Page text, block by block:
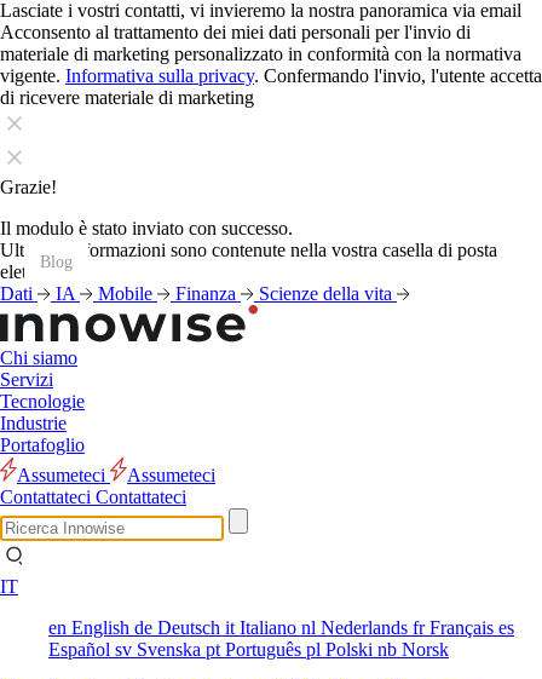
Lasciate i vostri contatti, vi invieremo la nostra panoramica via email
Acconsento al trattamento dei miei dati personali per l'invio di
materiale di marketing personalizzato in conformità con la normativa
vigente. Informativa sulla privacy. Confermando l'invio, l'utente accetta
di ricevere materiale di marketing
Grazie!
Il modulo è stato inviato con successo.
Ulteriori informazioni sono contenute nella vostra casella di posta
elettronica.
Dati
IA Mobile Finanza Scienze della vita
Chi siamo
Servizi
Tecnologie
Industrie
Portafoglio
Assumeteci
Assumeteci
Contattateci Contattateci
IT
en English de Deutsch it Italiano nl Nederlands frFrançais es
Español sv Svenska pt Português pl Polski nb Norsk
Blog
Blog
Blog
Blog
Blog
Blog
Blog
Blog
Blog
Blog
Blog
Blog